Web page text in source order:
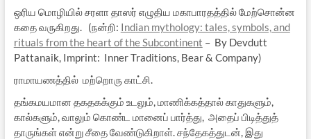
ஒரிய மொழியில் சரளா தாஸர் எழுதிய மகாபாரதத்தில் மேற்சொன்ன
கதை வருகிறது. (நன்றி: Indian mythology: tales, symbols, and
rituals from the heart of the Subcontinent – By Devdutt
Pattanaik, Imprint: Inner Traditions, Bear & Company)
ராமாயணத்தில் மற்றொரு காட்சி.
தங்கமயமான தகதகக்கும் உடலும், மாணிக்கத்தால் காதுகளும்,
கால்களும், வாலும் கொண்ட மானைப் பார்த்து, அதைப் பிடித்துத்
தாருங்கள் என்று சீதை வேண்டுகிறாள். சந்தேகத்துடன், இது